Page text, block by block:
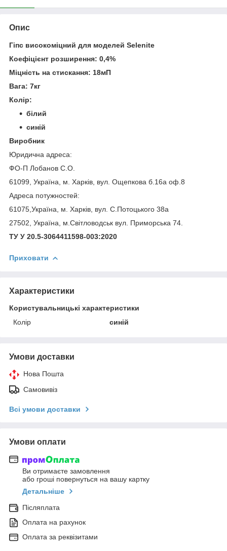
Опис
Гіпс високоміцний для моделей Selenite
Коефіцієнт розширення: 0,4%
Міцність на стискання: 18мП
Вага: 7кг
Колір:
білий
синій
Виробник
Юридична адреса:
ФО-П Лобанов С.О.
61099, Україна, м. Харків, вул. Ощепкова б.16а оф.8
Адреса потужностей:
61075,Україна, м. Харків, вул. С.Потоцького 38а
27502, Україна, м.Світловодськ вул. Приморська 74.
ТУ У 20.5-3064411598-003:2020
Приховати
Характеристики
Користувальницькі характеристики
Колір
синій
Умови доставки
Нова Пошта
Самовивіз
Всі умови доставки
Умови оплати
Ви отримаєте замовлення
або гроші повернуться на вашу картку
Детальніше
Післяплата
Оплата на рахунок
Оплата за реквізитами